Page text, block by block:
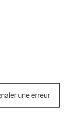
une erreur